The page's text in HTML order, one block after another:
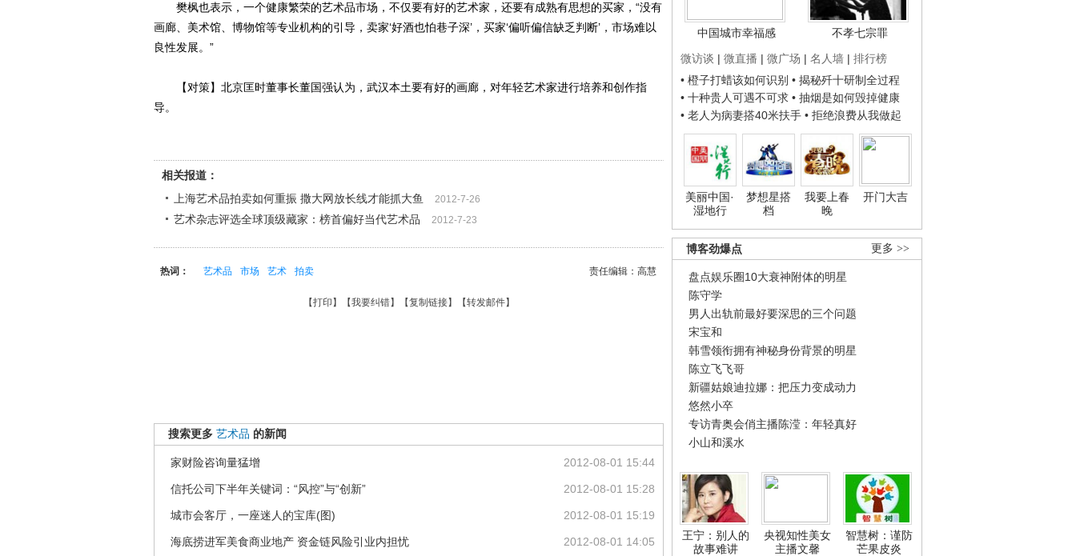
中国城市幸福感
不孝七宗罪
微访谈 | 微直播 | 微广场 | 名人墙 | 排行榜
• 橙子打蜡该如何识别 • 揭秘歼十研制全过程
• 十种贵人可遇不可求 • 抽烟是如何毁掉健康
• 老人为病妻搭40米扶手 • 拒绝浪费从我做起
美丽中国·
湿地行
梦想星搭
档
我要上春
晚
开门大吉
更多 >>
博客劲爆点
盘点娱乐圈10大衰神附体的明星
陈守学
男人出轨前最好要深思的三个问题
宋宝和
韩雪领衔拥有神秘身份背景的明星
陈立飞飞哥
新疆姑娘迪拉娜：把压力变成动力
悠然小卒
专访青奥会俏主播陈滢：年轻真好
小山和溪水
王宁：别人的
故事难讲
央视知性美女
主播文馨
智慧树：谨防
芒果皮炎
樊枫也表示，一个健康繁荣的艺术品市场，不仅要有好的艺术家，还要有成熟有思想的买家，“没有
画廊、美术馆、博物馆等专业机构的引导，卖家‘好酒也怕巷子深’，买家‘偏听偏信缺乏判断’，市场难以
良性发展。”
【对策】北京匡时董事长董国强认为，武汉本土要有好的画廊，对年轻艺术家进行培养和创作指
导。
相关报道：
上海艺术品拍卖如何重振 撒大网放长线才能抓大鱼
2012-7-26
艺术杂志评选全球顶级藏家：榜首偏好当代艺术品 2012-7-23
责任编辑：高慧
热词： 艺术品 市场 艺术 拍卖
【打印 】【我要纠错】【复制链接】【转发邮件】
搜索更多 艺术品 的新闻
2012-08-01 15:44
家财险咨询量猛增
2012-08-01 15:28
信托公司下半年关键词：“风控”与“创新”
2012-08-01 15:19
城市会客厅，一座迷人的宝库(图)
2012-08-01 14:05
海底捞进军美食商业地产 资金链风险引业内担忧